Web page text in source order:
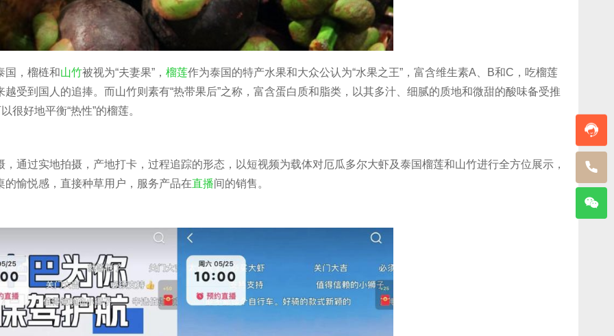
国，榴梿和山竹被视为“夫妻果”， 榴莲作为泰国的特产水果和大众公认为“水果之王”，富含维生素A、B和C，吃榴莲
受到国人的追捧。而山竹则素有“热带果后”之称，富含蛋白质和脂类，以其多汁、细腻的质地和微甜的酸味备受推
很好地平衡“热性”的榴莲。
通过实地拍摄，产地打卡，过程追踪的形态，以短视频为载体对厄瓜多尔大虾及泰国榴莲和山竹进行全方位展示，
愉悦感，直接种草用户，服务产品在直播间的销售。